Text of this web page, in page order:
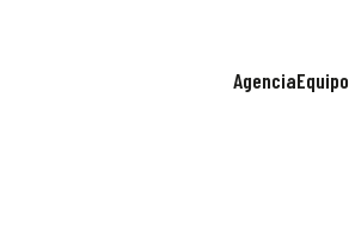
AgenciaEquipo